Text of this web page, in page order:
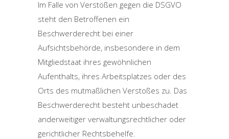
Im Falle von Verstößen gegen die DSGVO
steht den Betroffenen ein
Beschwerderecht bei einer
Aufsichtsbehörde, insbesondere in dem
Mitgliedstaat ihres gewöhnlichen
Aufenthalts, ihres Arbeitsplatzes oder des
Orts des mutmaßlichen Verstoßes zu. Das
Beschwerderecht besteht unbeschadet
anderweitiger verwaltungsrechtlicher oder
gerichtlicher Rechtsbehelfe.